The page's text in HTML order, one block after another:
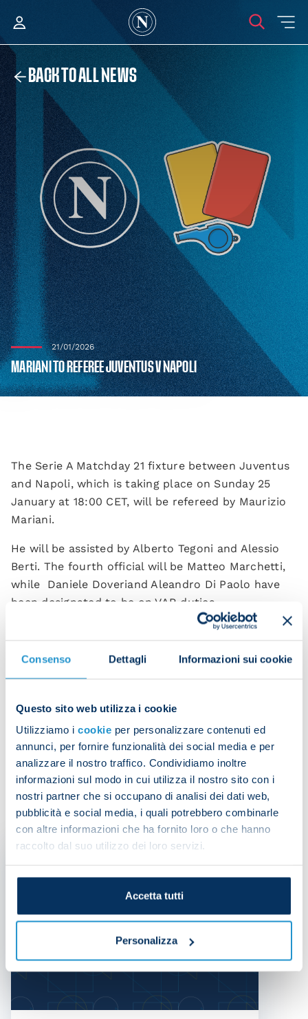
Consenso Dettagli Informazioni sui cookie
Questo sito web utilizza i cookie
Utilizziamo i cookie per personalizzare contenuti ed
annunci, per fornire funzionalità dei social media e per
analizzare il nostro traffico. Condividiamo inoltre
informazioni sul modo in cui utilizza il nostro sito con i
nostri partner che si occupano di analisi dei dati web,
pubblicità e social media, i quali potrebbero combinarle
con altre informazioni che ha fornito loro o che hanno
raccolto dal suo utilizzo dei loro servizi.
Accetta tutti
Personalizza
BACK TO ALL NEWS
21/01/2026
MARIANI TO REFEREE JUVENTUS V NAPOLI
The Serie A Matchday 21 fixture between Juventus
and Napoli, which is taking place on Sunday 25
January at 18:00 CET, will be refereed by Maurizio
Mariani.
He will be assisted by Alberto Tegoni and Alessio
Berti. The fourth official will be Matteo Marchetti,
while Daniele Doveriand Aleandro Di Paolo have
been designated to be on VAR duties.
Juventus vs Napoli 25-26
Share the article with your friends and support the
team
IT MIGHT ALSO INTEREST YOU